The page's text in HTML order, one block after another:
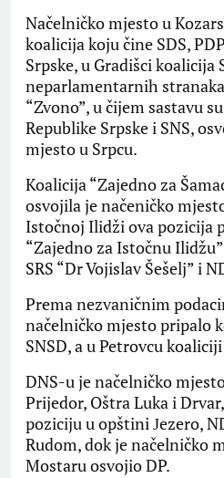
Načelničko mjesto u
koalicija koju čine SDS,
Srpske, u Gradišci koalicija
neparlamentarnih
“Zvono”, u čijem sastavu su
Republike Srpske i SNS,
mjesto u Srpcu.
Koalicija “Zajedno za
osvojila je načeničko
Istočnoj Ilidži ova pozicija
“Zajedno za Istočnu
SRS “Dr Vojislav Šešelj” i
Prema nezvaničnim
načelničko mjesto pripalo
SNSD, a u Petrovcu
DNS-u je načelničko
Prijedor, Oštra Luka i
poziciju u opštini Јezero,
Rudom, dok je načelničko
Mostaru osvojio DP.